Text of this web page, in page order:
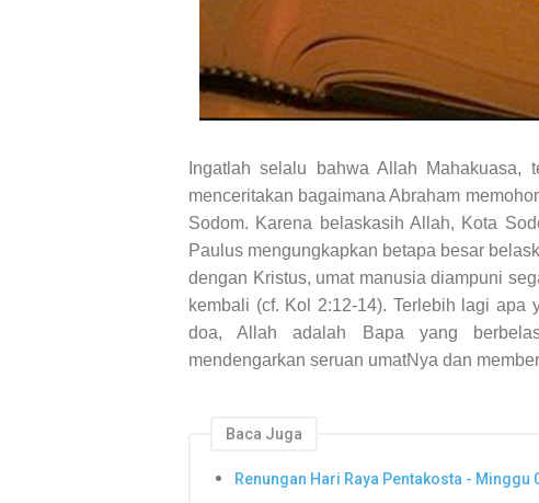
Ingatlah selalu bahwa Allah Mahakuasa,
menceritakan bagaimana Abraham
Sodom. Karena belaskasih Allah, Kota
Paulus mengungkapkan betapa besar
dengan Kristus, umat manusia diampuni
kembali (cf. Kol 2:12-14). Terlebih lagi apa
doa, Allah adalah Bapa yang
mendengarkan seruan umatNya dan
Baca Juga
Renungan Hari Raya Pentakosta - Minggu